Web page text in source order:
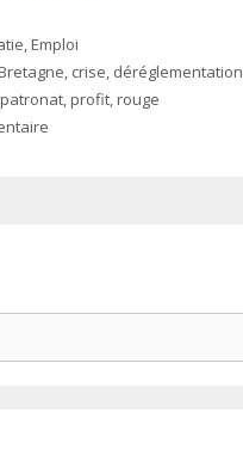
,Emploi
, crise, déréglementation
patronat,profit,rouge